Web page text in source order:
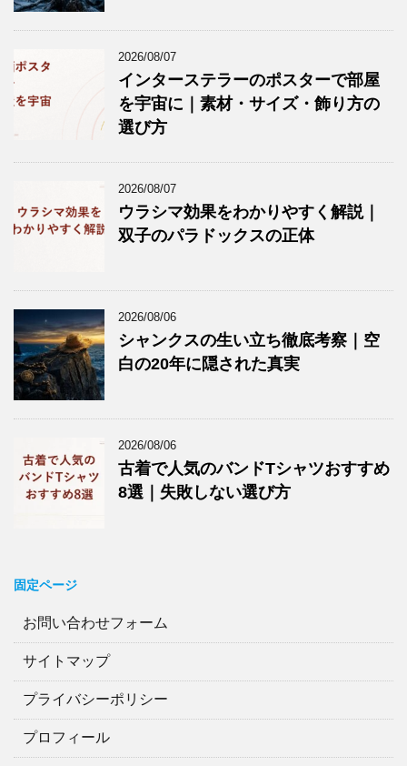
2026/08/07
インターステラーのポスターで部屋
を宇宙に｜素材・サイズ・飾り方の
選び方
2026/08/07
ウラシマ効果をわかりやすく解説｜
双子のパラドックスの正体
2026/08/06
シャンクスの生い立ち徹底考察｜空
白の20年に隠された真実
2026/08/06
古着で人気のバンドTシャツおすすめ
8選｜失敗しない選び方
固定ページ
お問い合わせフォーム
サイトマップ
プライバシーポリシー
プロフィール